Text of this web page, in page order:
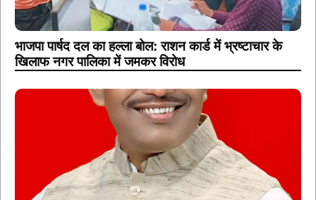
भाजपा पार्षद दल का हल्ला बोल: राशन कार्ड में भ्रष्टाचार के
खिलाफ नगर पालिका में जमकर विरोध